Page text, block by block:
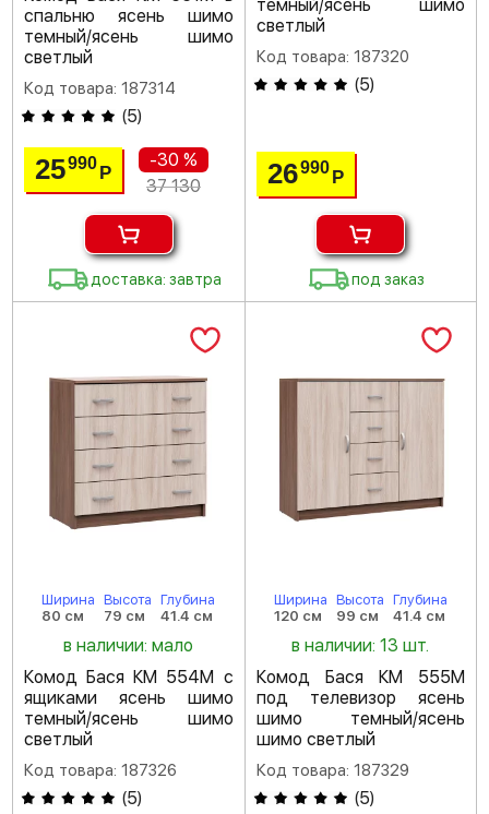
спальню ясень шимо
темный/ясень шимо
светлый
Код товара: 187314
(5)
25990Р
-30 %
37 130
доставка: завтра
темный/ясень шимо
светлый
Код товара: 187320
(5)
26990 Р
под заказ
Ширина
80 см
Высота
79 см
Глубина
41.4 см
в наличии: мало
Комод Бася КМ 554М с
ящиками ясень шимо
темный/ясень шимо
светлый
Код товара: 187326
(5)
Ширина
120 см
Высота
99 см
Глубина
41.4 см
в наличии: 13 шт.
Комод Бася КМ 555М
под телевизор ясень
шимо темный/ясень
шимо светлый
Код товара: 187329
(5)